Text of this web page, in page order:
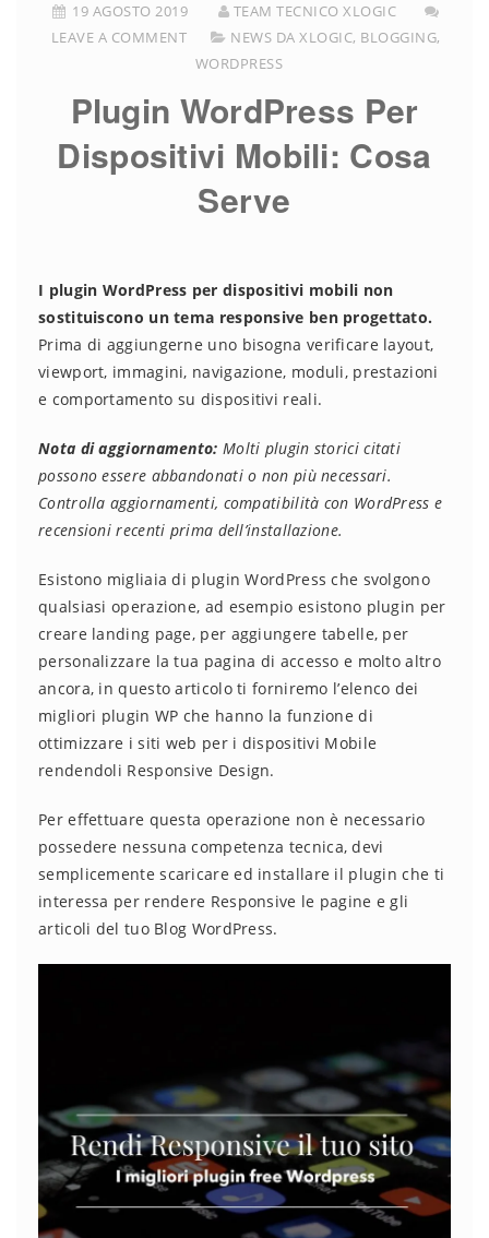
19 AGOSTO 2019
TEAM TECNICO XLOGIC
LEAVE A COMMENT
NEWS DA XLOGIC, BLOGGING,
WORDPRESS
Plugin WordPress Per
Dispositivi Mobili: Cosa
Serve
I plugin WordPress per dispositivi mobili non
sostituiscono un tema responsive ben progettato.
Prima di aggiungerne uno bisogna verificare layout,
viewport, immagini, navigazione, moduli, prestazioni
e comportamento su dispositivi reali.
Nota di aggiornamento: Molti plugin storici citati
possono essere abbandonati o non più necessari.
Controlla aggiornamenti, compatibilità con WordPress e
recensioni recenti prima dell’installazione.
Esistono migliaia di plugin WordPress che svolgono
qualsiasi operazione, ad esempio esistono plugin per
creare landing page, per aggiungere tabelle, per
personalizzare la tua pagina di accesso e molto altro
ancora, in questo articolo ti forniremo l’elenco dei
migliori plugin WP che hanno la funzione di
ottimizzare i siti web per i dispositivi Mobile
rendendoli Responsive Design.
Per effettuare questa operazione non è necessario
possedere nessuna competenza tecnica, devi
semplicemente scaricare ed installare il plugin che ti
interessa per rendere Responsive le pagine e gli
articoli del tuo Blog WordPress.